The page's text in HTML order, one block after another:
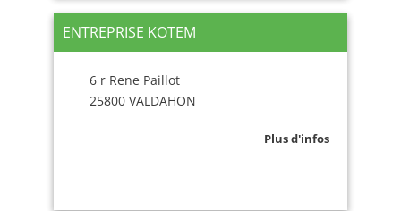
ENTREPRISE KOTEM
6 r Rene Paillot
25800 VALDAHON
Plus d'infos